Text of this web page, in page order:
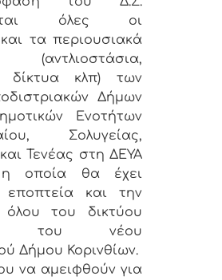
όλες οι
τα περιουσιακά
(αντλιοστάσια,
δίκτυα κλπ) των
Δήμων
Ενοτήτων
Σολυγείας,
Τενέας στη ΔΕΥΑ
η οποία θα έχει
και την
όλου του δικτύου
του νέου
Δήμου Κορινθίων.
να αμειφθούν για